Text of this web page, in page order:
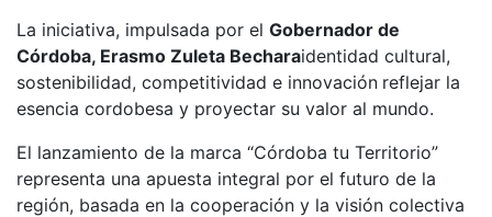
La iniciativa, impulsada por el Gobernador de
Córdoba, Erasmo Zuleta Becharaidentidad cultural,
sostenibilidad, competitividad e innovación reflejar la
esencia cordobesa y proyectar su valor al mundo.
El lanzamiento de la marca “Córdoba tu Territorio”
representa una apuesta integral por el futuro de la
región, basada en la cooperación y la visión colectiva